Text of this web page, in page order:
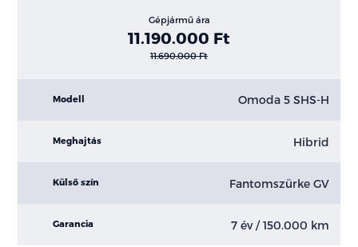
Gépjármű ára
11.190.000 Ft
11.690.000 Ft
Modell Omoda 5 SHS-H
Meghajtás Hibrid
Külső szín Fantomszürke GV
Garancia 7 év / 150.000 km